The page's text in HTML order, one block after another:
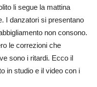
li segue la mattina
I danzatori si presentano
non consono.
le correzioni che
sono i ritardi. Ecco il
in studio e il video con i